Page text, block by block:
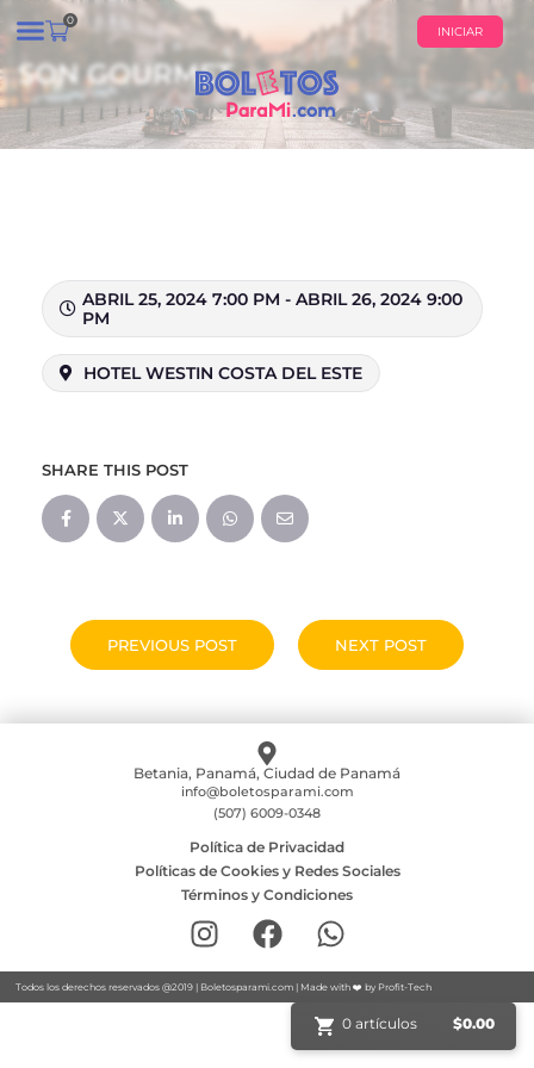
0
INICIAR
SON GOURMET
ABRIL 25, 2024 7:00 PM - ABRIL 26, 2024 9:00
PM
HOTEL WESTIN COSTA DEL ESTE
SHARE THIS POST
PREVIOUS POST NEXT POST
Betania, Panamá, Ciudad de Panamá
info@boletosparami.com
(507) 6009-0348
Política de Privacidad
Políticas de Cookies y Redes Sociales
Términos y Condiciones
Todos los derechos reservados @2019 | Boletosparami.com | Made with ❤️ by Profit-Tech
0 artículos $0.00